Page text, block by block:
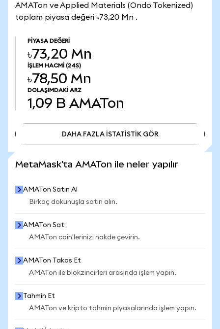
AMATon ve Applied Materials (Ondo Tokenized)
toplam piyasa değeri ৳73,20 Mn .
PIYASA DEĞERI
৳73,20 Mn
İŞLEM HACMI (24S)
৳78,50 Mn
DOLAŞIMDAKI ARZ
1,09 B AMATon
DAHA FAZLA İSTATİSTİK GÖR
MetaMask'ta AMATon ile neler yapılır
AMATon Satın Al
Birkaç dokunuşla satın alın.
AMATon Sat
AMATon coin'lerinizi nakde çevirin.
AMATon Takas Et
AMATon ile blokzincirleri arasında işlem yapın.
Tahmin Et
AMATon ve kripto tahmin piyasalarında işlem yapın.